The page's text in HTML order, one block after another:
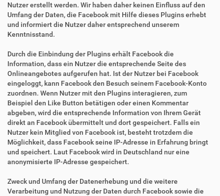
Nutzer erstellt werden. Wir haben daher keinen Einfluss auf den
Umfang der Daten, die Facebook mit Hilfe dieses Plugins erhebt
und informiert die Nutzer daher entsprechend unserem
Kenntnisstand.
Durch die Einbindung der Plugins erhält Facebook die
Information, dass ein Nutzer die entsprechende Seite des
Onlineangebotes aufgerufen hat. Ist der Nutzer bei Facebook
eingeloggt, kann Facebook den Besuch seinem Facebook-Konto
zuordnen. Wenn Nutzer mit den Plugins interagieren, zum
Beispiel den Like Button betätigen oder einen Kommentar
abgeben, wird die entsprechende Information von Ihrem Gerät
direkt an Facebook übermittelt und dort gespeichert. Falls ein
Nutzer kein Mitglied von Facebook ist, besteht trotzdem die
Möglichkeit, dass Facebook seine IP-Adresse in Erfahrung bringt
und speichert. Laut Facebook wird in Deutschland nur eine
anonymisierte IP-Adresse gespeichert.
Zweck und Umfang der Datenerhebung und die weitere
Verarbeitung und Nutzung der Daten durch Facebook sowie die